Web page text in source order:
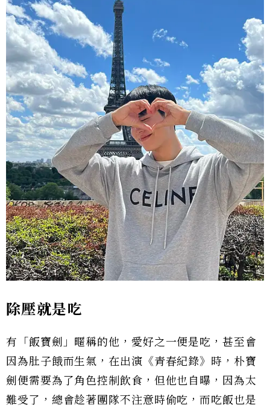
除壓就是吃
有「飯寶劍」暱稱的他，愛好之一便是吃，甚至會
因為肚子餓而生氣，在出演《青春紀錄》時，朴寶
劍便需要為了角色控制飲食，但他也自曝，因為太
難受了，總會趁著團隊不注意時偷吃，而吃飯也是